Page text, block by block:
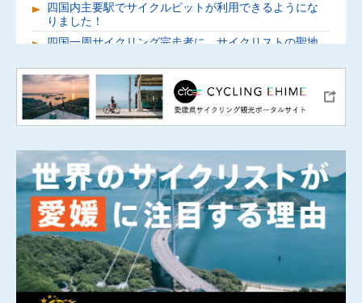
四国内主要駅でサイクルピットが利用できるようにな
りました！
四国一周サイクリング完走者に、サイクリストの聖地
ます。
愛媛県特別番組「夢は四国一周サイクリング」を公開
しました。
四国一周ルート路面案内ピクトの整備開始を記念し、